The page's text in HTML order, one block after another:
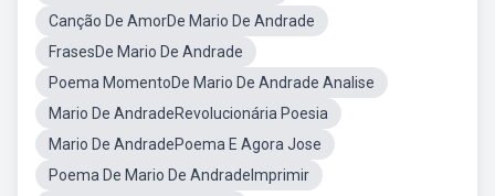
Canção De AmorDe Mario De Andrade
FrasesDe Mario De Andrade
Poema MomentoDe Mario De Andrade Analise
Mario De AndradeRevolucionária Poesia
Mario De AndradePoema E Agora Jose
Poema De Mario De AndradeImprimir